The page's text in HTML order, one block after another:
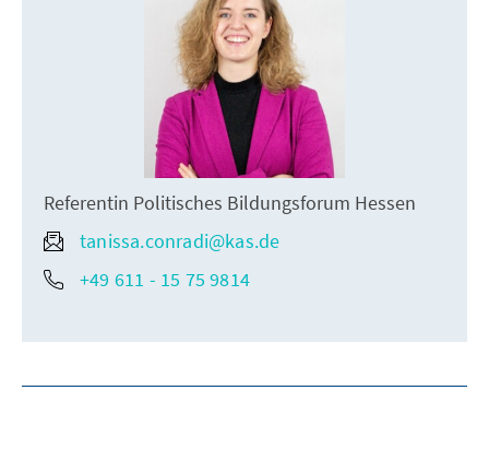
Referentin Politisches Bildungsforum Hessen
tanissa.conradi@kas.de
+49 611 - 15 75 9814